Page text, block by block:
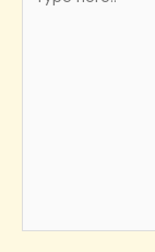
here..